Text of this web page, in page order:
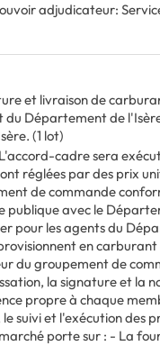
adjudicateur:
et livraison de
Département de
(1 lot)
L'accord-cadre sera
réglées par des prix
de commande
publique avec le
pour les agents du
en
du groupement de
la signature et la
propre à chaque
suivi et l'exécution des
porte sur : - La